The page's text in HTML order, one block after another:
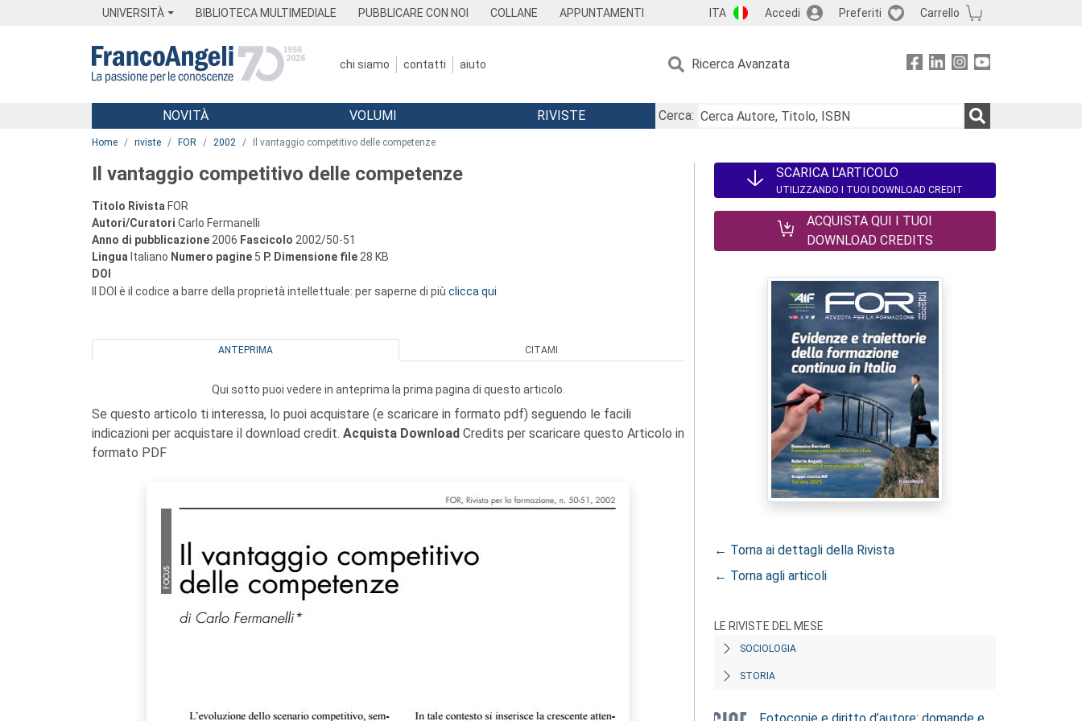
UNIVERSITÀ BIBLIOTECA MULTIMEDIALE PUBBLICARE CON NOI COLLANE APPUNTAMENTI ITA Accedi Preferiti Carrello
chi siamo contatti aiuto Ricerca Avanzata
Menu
NOVITÀ VOLUMI RIVISTE
Cerca:
Home riviste FOR 2002 Il vantaggio competitivo delle competenze
Il vantaggio competitivo delle competenze
Titolo Rivista FOR
Autori/Curatori Carlo Fermanelli
Anno di pubblicazione 2006 Fascicolo 2002/50-51
Lingua Italiano Numero pagine 5 P. Dimensione file 28 KB
DOI
Il DOI è il codice a barre della proprietà intellettuale: per saperne di più clicca qui
ANTEPRIMA CITAMI
Qui sotto puoi vedere in anteprima la prima pagina di questo articolo.
Se questo articolo ti interessa, lo puoi acquistare (e scaricare in formato pdf) seguendo le facili
indicazioni per acquistare il download credit. Acquista Download Credits per scaricare questo Articolo in
formato PDF
SCARICA L'ARTICOLO
UTILIZZANDO I TUOI DOWNLOAD CREDIT
ACQUISTA QUI I TUOI
DOWNLOAD CREDITS
← Torna ai dettagli della Rivista
← Torna agli articoli
LE RIVISTE DEL MESE
SOCIOLOGIA
STORIA